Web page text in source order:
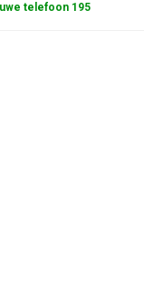
telefoon 195